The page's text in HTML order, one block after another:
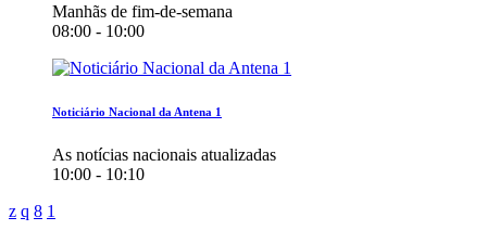
Manhãs de fim-de-semana
08:00 - 10:00
Noticiário Nacional da Antena 1
As notícias nacionais atualizadas
10:00 - 10:10